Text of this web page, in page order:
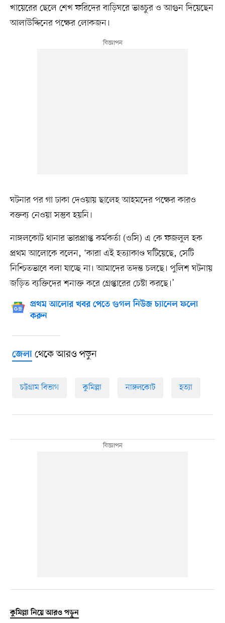
খায়েরের ছেলে শেখ ফরিদের বাড়িঘরে ভাঙচুর ও আগুন দিয়েছেন
আলাউদ্দিনের পক্ষের লোকজন।
ঘটনার পর গা ঢাকা দেওয়ায় ছালেহ আহমদের পক্ষের কারও
বক্তব্য নেওয়া সম্ভব হয়নি।
নাঙ্গলকোট থানার ভারপ্রাপ্ত কর্মকর্তা (ওসি) এ কে ফজলুল হক
প্রথম আলোকে বলেন, ‘কারা এই হত্যাকাণ্ড ঘটিয়েছে, সেটি
নিশ্চিতভাবে বলা যাচ্ছে না। আমাদের তদন্ত চলছে। পুলিশ ঘটনায়
জড়িত ব্যক্তিদের শনাক্ত করে গ্রেপ্তারের চেষ্টা করছে।’
প্রথম আলোর খবর পেতে গুগল নিউজ চ্যানেল ফলো
করুন
জেলাথেকে আরও পড়ুন
চট্টগ্রাম বিভাগ কুমিল্লা নাঙ্গলকোট হত্যা
কুমিল্লা নিয়ে আরও পড়ুন